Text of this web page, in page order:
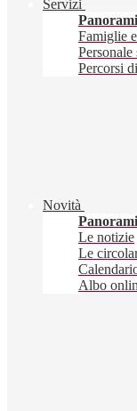
Servizi
Famiglie
Personale
Percorsi
Novità
Le notizie
Le
Albo